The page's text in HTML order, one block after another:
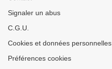
Signaler un abus
C.G.U.
Cookies et données personnelles
Préférences cookies